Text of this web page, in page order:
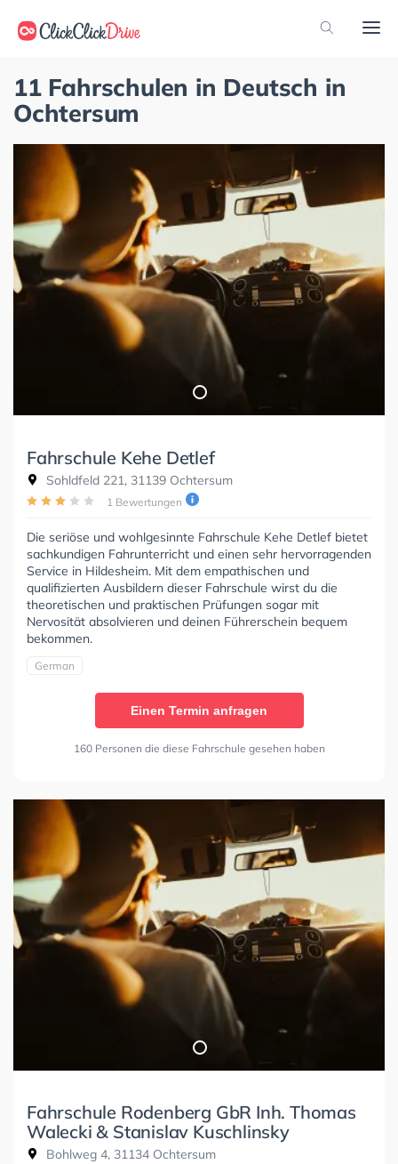
11 Fahrschulen in Deutsch in
Ochtersum
Fahrschule Kehe Detlef
Sohldfeld 221, 31139 Ochtersum
1 Bewertungen
Die seriöse und wohlgesinnte Fahrschule Kehe Detlef bietet
sachkundigen Fahrunterricht und einen sehr hervorragenden
Service in Hildesheim. Mit dem empathischen und
qualifizierten Ausbildern dieser Fahrschule wirst du die
theoretischen und praktischen Prüfungen sogar mit
Nervosität absolvieren und deinen Führerschein bequem
bekommen.
German
Einen Termin anfragen
160 Personen die diese Fahrschule gesehen haben
Fahrschule Rodenberg GbR Inh. Thomas
Walecki & Stanislav Kuschlinsky
Bohlweg 4, 31134 Ochtersum